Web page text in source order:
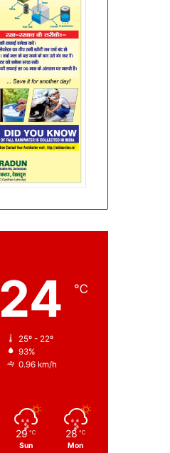
24 ℃
25º - 22º
93%
0.96 km/h
29 ℃
Sun
28 ℃
Mon